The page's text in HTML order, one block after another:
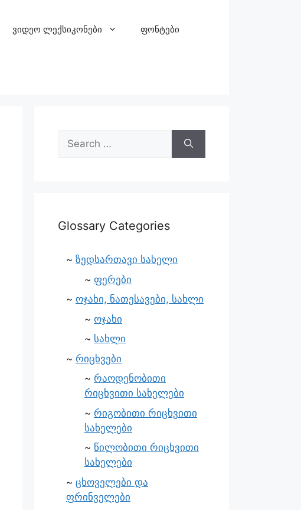
ვიდეო ლექსიკონები ფონტები
Glossary Categories
ზედსართავი სახელი
ფერები
ოჯახი, ნათესავები, სახლი
ოჯახი
სახლი
რიცხვები
რაოდენობითი
რიცხვითი სახელები
რიგობითი რიცხვითი
სახელები
წილობითი რიცხვითი
სახელები
ცხოველები და
ფრინველები